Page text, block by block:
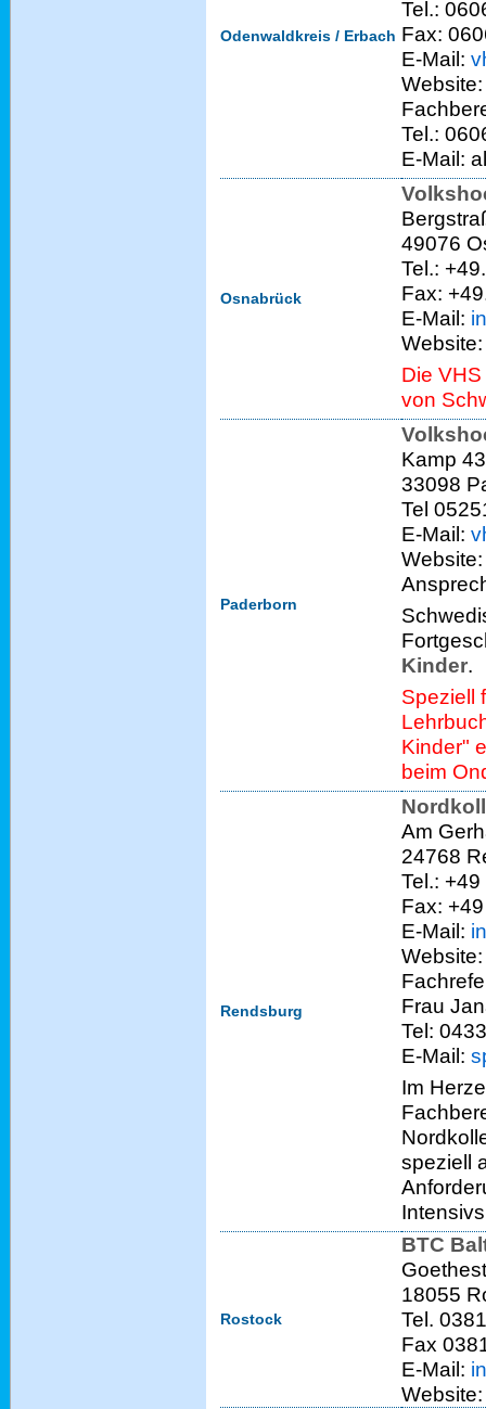
Odenwaldkreis / Erbach
Tel.:
Fax:
E-Mail:
Tel.:
E-Mail:
Osnabrück
49076
Tel.:
Fax:
E-Mail:
Die
von
Paderborn
Kamp 43
33098
Tel
E-Mail:
Kinder.
Speziell
Kinder"
beim
Rendsburg
Am
24768
Tel.:
Fax:
E-Mail:
Frau
Tel:
E-Mail:
Im
speziell
Rostock
BTC
18055
Tel.
Fax
E-Mail: